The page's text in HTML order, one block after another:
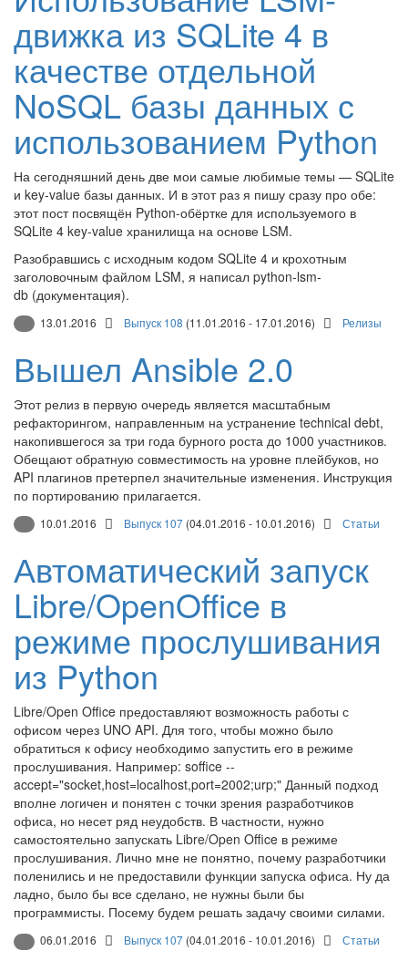
движка из SQLite 4 в
качестве отдельной
NoSQL базы данных с
использованием Python
На сегодняшний день две мои самые любимые темы — SQLite
и key-value базы данных. И в этот раз я пишу сразу про обе:
этот пост посвящён Python-обёртке для используемого в
SQLite 4 key-value хранилища на основе LSM.
Разобравшись с исходным кодом SQLite 4 и крохотным
заголовочным файлом LSM, я написал python-lsm-
db (документация).
13.01.2016 Выпуск 108 (11.01.2016 - 17.01.2016) Релизы
Вышел Ansible 2.0
Этот релиз в первую очередь является масштабным
рефакторингом, направленным на устранение technical debt,
накопившегося за три года бурного роста до 1000 участников.
Обещают обратную совместимость на уровне плейбуков, но
API плагинов претерпел значительные изменения. Инструкция
по портированию прилагается.
10.01.2016 Выпуск 107 (04.01.2016 - 10.01.2016) Статьи
Автоматический запуск
Libre/OpenOffice в
режиме прослушивания
из Python
Libre/Open Office предоставляют возможность работы с
офисом через UNO API. Для того, чтобы можно было
обратиться к офису необходимо запустить его в режиме
прослушивания. Например: soffice --
accept="socket,host=localhost,port=2002;urp;" Данный подход
вполне логичен и понятен с точки зрения разработчиков
офиса, но несет ряд неудобств. В частности, нужно
самостоятельно запускать Libre/Open Office в режиме
прослушивания. Лично мне не понятно, почему разработчики
поленились и не предоставили функции запуска офиса. Ну да
ладно, было бы все сделано, не нужны были бы
программисты. Посему будем решать задачу своими силами.
06.01.2016 Выпуск 107 (04.01.2016 - 10.01.2016) Статьи